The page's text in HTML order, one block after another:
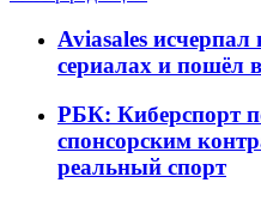
Aviasales
сериалах и пошёл
РБК: Киберспорт
спонсорским
реальный спорт